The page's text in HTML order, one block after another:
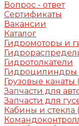
Вопрос - ответ
Сертификаты
Вакансии
Каталог
Гидромоторы и
Гидротолкатели
Гидроцилиндры
Грузовые канаты
Запчасти для
Запчасти для
Кабины и стекла